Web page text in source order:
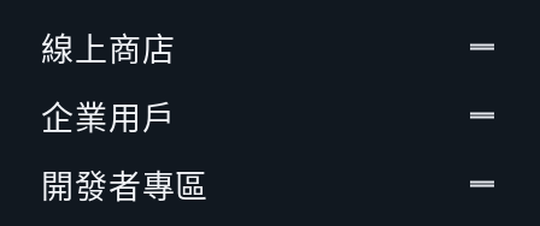
線上商店
企業用戶
開發者專區